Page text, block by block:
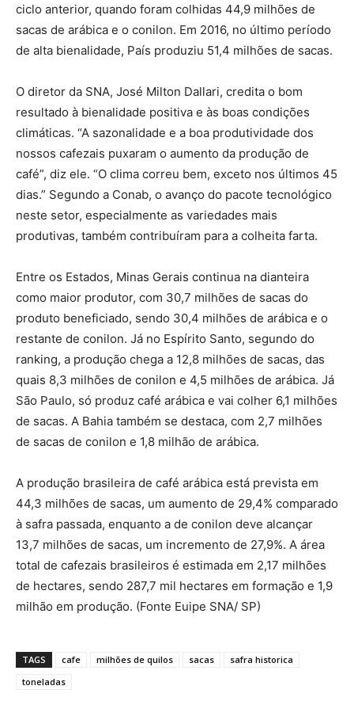
ciclo anterior, quando foram colhidas 44,9 milhões de
sacas de arábica e o conilon. Em 2016, no último período
de alta bienalidade, País produziu 51,4 milhões de sacas.
O diretor da SNA, José Milton Dallari, credita o bom
resultado à bienalidade positiva e às boas condições
climáticas. “A sazonalidade e a boa produtividade dos
nossos cafezais puxaram o aumento da produção de
café”, diz ele. “O clima correu bem, exceto nos últimos 45
dias.” Segundo a Conab, o avanço do pacote tecnológico
neste setor, especialmente as variedades mais
produtivas, também contribuíram para a colheita farta.
Entre os Estados, Minas Gerais continua na dianteira
como maior produtor, com 30,7 milhões de sacas do
produto beneficiado, sendo 30,4 milhões de arábica e o
restante de conilon. Já no Espírito Santo, segundo do
ranking, a produção chega a 12,8 milhões de sacas, das
quais 8,3 milhões de conilon e 4,5 milhões de arábica. Já
São Paulo, só produz café arábica e vai colher 6,1 milhões
de sacas. A Bahia também se destaca, com 2,7 milhões
de sacas de conilon e 1,8 milhão de arábica.
A produção brasileira de café arábica está prevista em
44,3 milhões de sacas, um aumento de 29,4% comparado
à safra passada, enquanto a de conilon deve alcançar
13,7 milhões de sacas, um incremento de 27,9%. A área
total de cafezais brasileiros é estimada em 2,17 milhões
de hectares, sendo 287,7 mil hectares em formação e 1,9
milhão em produção. (Fonte Euipe SNA/ SP)
TAGS cafe milhões de quilos sacas
safra historica
toneladas